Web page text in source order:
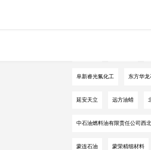
阜新睿光氟化工 东方华龙
延安天立 远方油蜡
中石油燃料油有限责任公司西
蒙连石油 蒙荣精细材料